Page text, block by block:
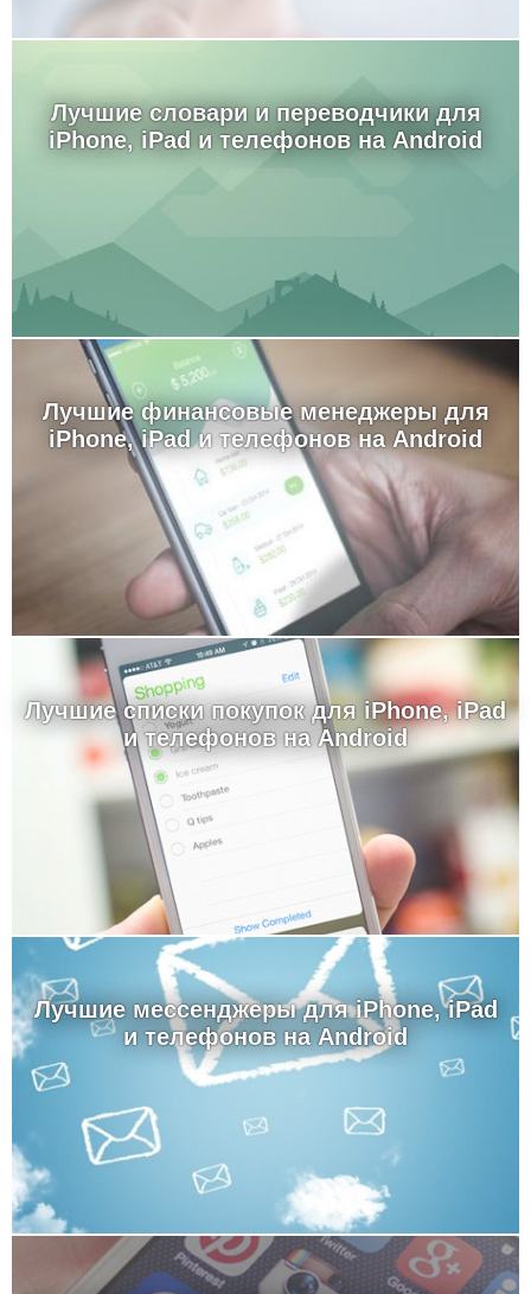
Лучшие словари и переводчики для
iPhone, iPad и телефонов на Android
Лучшие финансовые менеджеры для
iPhone, iPad и телефонов на Android
Лучшие cписки покупок для iPhone, iPad
и телефонов на Android
Лучшие мессенджеры для iPhone, iPad
и телефонов на Android